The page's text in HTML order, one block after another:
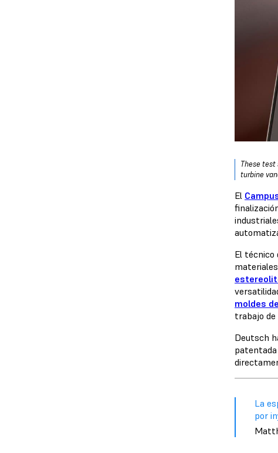
These test
turbine
El
El técnico
moldes
trabajo de
Deutsch
patentada
La
por